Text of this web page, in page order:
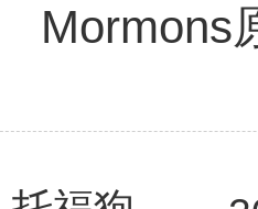
Mormons